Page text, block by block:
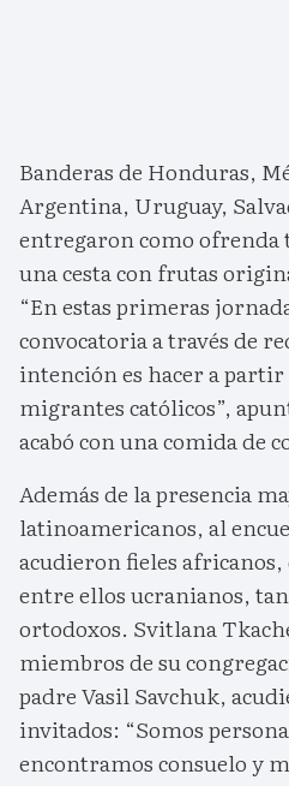
Banderas de Honduras,
Argentina, Uruguay,
entregaron como
una cesta con frutas
“En estas primeras
convocatoria a través de
intención es hacer a partir
migrantes católicos”,
acabó con una comida de
Además de la presencia
latinoamericanos, al
acudieron fieles africanos,
entre ellos ucranianos,
ortodoxos. Svitlana
miembros de su
padre Vasil Savchuk,
invitados: “Somos
encontramos consuelo y